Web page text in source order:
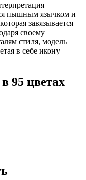
пышным язычком и
завязывается
своему
стиля, модель
в себе икону
95 цветах